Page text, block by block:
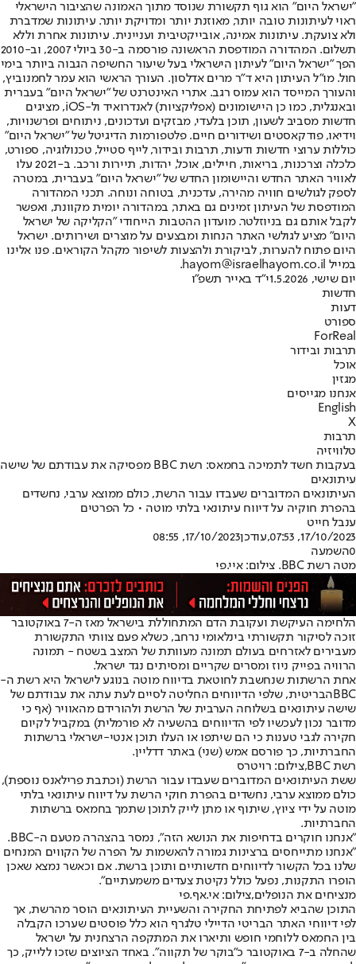
"ישראל היום" הוא גוף תקשורת שנוסד מתוך האמונה שהציבור הישראלי
ראוי לעיתונות טובה יותר, מאוזנת יותר ומדויקת יותר. עיתונות שמדברת
ולא צועקת. עיתונות אמינה, אובייקטיבית ועניינית. עיתונות אחרת וללא
תשלום. המהדורה המודפסת הראשונה פורסמה ב-30 ביולי 2007, וב-2010
הפך "ישראל היום" לעיתון הישראלי בעל שיעור החשיפה הגבוה ביותר בימי
חול. מו"ל העיתון היא ד"ר מרים אדלסון. העורך הראשי הוא עמר לחמנוביץ,
והעורך המייסד הוא עמוס רגב. אתרי האינטרנט של "ישראל היום" בעברית
ובאנגלית, כמו כן היישומונים (אפליקציות) לאנדרואיד ול-iOS, מציגים
חדשות מסביב לשעון, תוכן בלעדי, מבזקים ועדכונים, ניתוחים ופרשנויות,
וידיאו, פודקאסטים ושידורים חיים. פלטפורמות הדיגיטל של "ישראל היום"
כוללות ערוצי חדשות ודעות, תרבות ובידור, לייף סטייל, טכנולוגיה, ספורט,
כלכלה וצרכנות, בריאות, חיילים, אוכל, יהדות, תיירות ורכב. ב-2021 עלו
לאוויר האתר החדש והיישומון החדש של "ישראל היום" בעברית, במטרה
לספק לגולשים חוויה מהירה, עדכנית, בטוחה ונוחה. תכני המהדורה
המודפסת של העיתון זמינים גם באתר, במהדורה יומית מקוונת, ואפשר
לקבל אותם גם בניוזלטר. מועדון ההטבות הייחודי "הקליקה של ישראל
היום" מציע לגולשי האתר הנחות ומבצעים על מוצרים ושירותים. ישראל
היום פתוח להערות, לביקורת ולהצעות לשיפור מקהל הקוראים. פנו אלינו
במייל hayom@israelhayom.co.il.
יום שישי, 1.5.2026
י"ד באייר תשפ"ו
חדשות
דעות
ספורט
ForReal
תרבות ובידור
אוכל
מגזין
אנחנו מגייסים
English
X
תרבות
טלוויזיה
בעקבות חשד לתמיכה בחמאס: רשת BBC מפסיקה את עבודתם של שישה
עיתונאים
העיתונאים המדוברים שעבדו עבור הרשת, כולם ממוצא ערבי, נחשדים
בהפרת חוקיה על דיווח עיתונאי בלתי מוטה • כל הפרטים
ענבל חייט
17/10/2023, 07:53
,עודכן17/10/2023, 08:55
0השמעה
מטה רשת BBC. צילום: איי.פי
הלחימה העיקשת ועקובת הדם המתחוללת בישראל מאז ה-7 באוקטובר
זוכה לסיקור תקשורתי בינלאומי נרחב, כשלא פעם צוותי התקשורת
מעבירים לאזרחים בעולם תמונה מעוותת של המצב בשטח - תמונה
הרוויה בפייק ניוז ומסרים שקריים ומסיתים נגד ישראל.
אחת הרשתות שנחשבת לחוטאת בדיווח מוטה בנוגע לישראל היא רשת ה-
BBCהבריטית, שלפי הדיווחים החליטה לסיים לעת עתה את עבודתם של
שישה עיתונאים בשלוחה הערבית של הרשת ולהורידם מהאוויר (אף כי
מדובר נכון לעכשיו לפי הדיווחים בהשעיה לא פורמלית) במקביל לקיום
חקירה לגבי טענות כי הם שיתפו או העלו תוכן אנטי-ישראלי ברשתות
החברתיות, כך פורסם אמש (שני) באתר דדליין.
רשת BBC,צילום: רויטרס
ששת העיתונאים המדוברים שעבדו עבור הרשת (וכתבת פרילאנס נוספת),
כולם ממוצא ערבי, נחשדים בהפרת חוקי הרשת על דיווח עיתונאי בלתי
מוטה על ידי ציוץ, שיתוף או מתן לייק לתוכן שתמך בחמאס ברשתות
החברתיות.
"אנחנו חוקרים בדחיפות את הנושא הזה", נמסר בהצהרה מטעם ה-BBC.
"אנחנו מתייחסים ברצינות גמורה להאשמות על הפרה של הקווים המנחים
שלנו בכל הקשור לדיווחים חדשותיים ותוכן ברשת. אם וכאשר נמצא שאכן
הופרו התקנות, נפעל כולל נקיטת צעדים משמעתיים".
מנציחים את הנופלים,צילום: אי.אף.פי
התוכן שהביא לפתיחת החקירה והשעיית העיתונאים הוסר מהרשת, אך
לפי דיווחי האתר הבריטי הדיילי טלגרף הוא כלל פוסטים שערכו הקבלה
בין החמאס ללוחמי חופש ותיארו את המתקפה הרצחנית על ישראל
שהחלה ב-7 באוקטובר כ"בוקר של תקווה". באחד הציוצים שזכו ללייק, כך